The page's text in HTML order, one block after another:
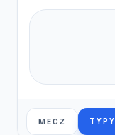
MECZ TYPY